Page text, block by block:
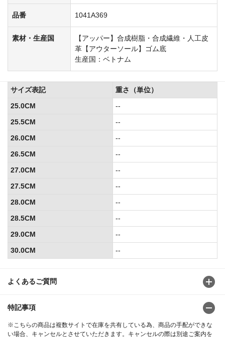
品番 1041A369
素材・生産国
【アッパー】合成樹脂・合成繊維・人工皮
革【アウターソール】ゴム底
生産国：ベトナム
よくあるご質問
特記事項
※こちらの商品は複数サイトで在庫を共有している為、商品の手配ができな
い場合、キャンセルとさせていただきます。キャンセルの際は別途ご案内を
サイズ表記
重さ（単位）
25.0CM
--
25.5CM
--
26.0CM
--
26.5CM
--
27.0CM
--
27.5CM
--
28.0CM
--
28.5CM
--
29.0CM
--
30.0CM
--